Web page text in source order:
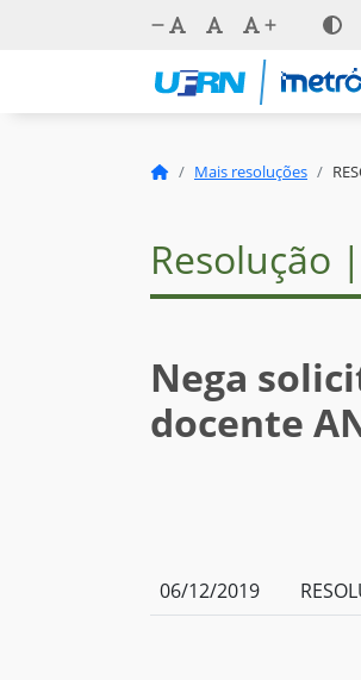
Mais resoluções
Resolução |
Nega
docente
06/12/2019